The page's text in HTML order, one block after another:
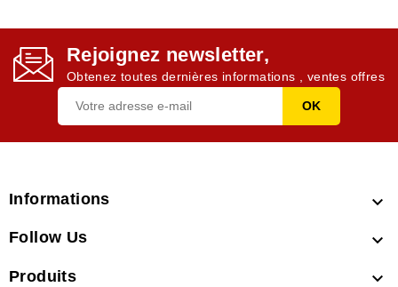
Rejoignez newsletter,
Obtenez toutes dernières informations , ventes offres
Informations 
Follow Us 
Produits 